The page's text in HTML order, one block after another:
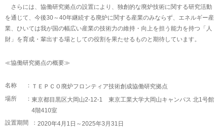
さらには、協働研究拠点の設置により、独創的な廃炉技術に関する研究活動
を通じて、今後30～40年継続する廃炉に関する産業のみならず、エネルギー産
業、ひいては我が国の幅広い産業の技術力の維持・向上を担う能力を持つ「人
財」を育成・輩出する場としての役割を果たせるものと期待しています。
≪協働研究拠点の概要≫
名称 ： ＴＥＰＣＯ廃炉フロンティア技術創成協働研究拠点
場所 ： 東京都目黒区大岡山2-12-1 東京工業大学大岡山キャンパス 北1号館
4階410室
設置期間 ： 2020年4月1日～2025年3月31日